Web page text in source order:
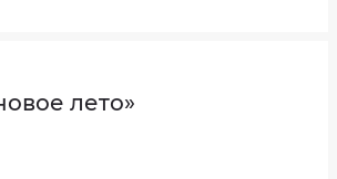
лето»